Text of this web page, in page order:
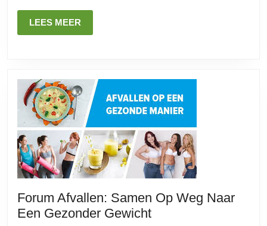
LEES MEER
MEER
Forum Afvallen: Samen Op Weg Naar
Een Gezonder GewichtForum